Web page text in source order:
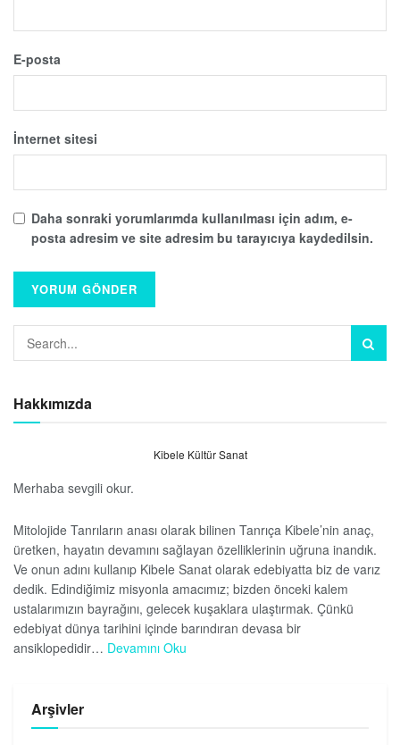
E-posta
İnternet sitesi
Daha sonraki yorumlarımda kullanılması için adım, e-
posta adresim ve site adresim bu tarayıcıya kaydedilsin.
Hakkımızda
Kibele Kültür Sanat
Merhaba sevgili okur.
Mitolojide Tanrıların anası olarak bilinen Tanrıça Kibele’nin anaç,
üretken, hayatın devamını sağlayan özelliklerinin uğruna inandık.
Ve onun adını kullanıp Kibele Sanat olarak edebiyatta biz de varız
dedik. Edindiğimiz misyonla amacımız; bizden önceki kalem
ustalarımızın bayrağını, gelecek kuşaklara ulaştırmak. Çünkü
edebiyat dünya tarihini içinde barındıran devasa bir
ansiklopedidir… Devamını Oku
Arşivler